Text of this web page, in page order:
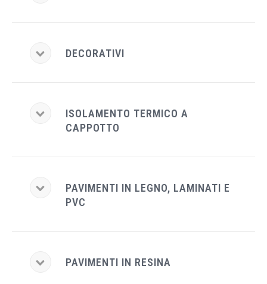
DECORATIVI
ISOLAMENTO TERMICO A
CAPPOTTO
PAVIMENTI IN LEGNO, LAMINATI E
PVC
PAVIMENTI IN RESINA